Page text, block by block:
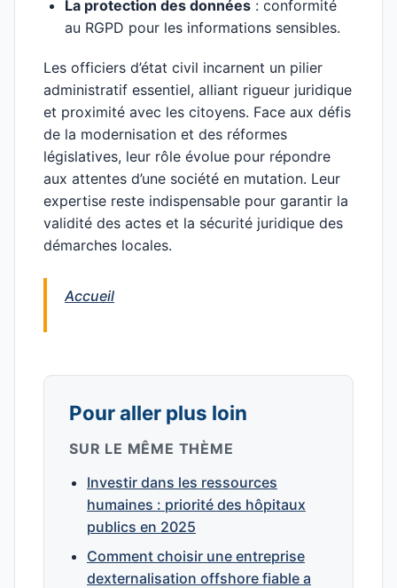
La protection des données : conformité
au RGPD pour les informations sensibles.
Les officiers d’état civil incarnent un pilier
administratif essentiel, alliant rigueur juridique
et proximité avec les citoyens. Face aux défis
de la modernisation et des réformes
législatives, leur rôle évolue pour répondre
aux attentes d’une société en mutation. Leur
expertise reste indispensable pour garantir la
validité des actes et la sécurité juridique des
démarches locales.
Accueil
Pour aller plus loin
SUR LE MÊME THÈME
Investir dans les ressources
humaines : priorité des hôpitaux
publics en 2025
Comment choisir une entreprise
dexternalisation offshore fiable a